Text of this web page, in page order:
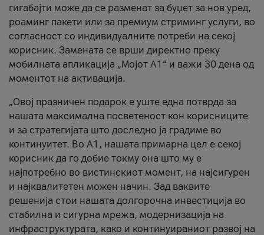
гигабајти може да се разменат за буџет за нов уред,
роаминг пакети или за премиум стриминг услуги, во
согласност со индивидуалните потреби на секој
корисник. Замената се врши директно преку
мобилната апликација „Мојот А1“ и важи 30 дена од
моментот на активација.
„Овој празничен подарок е уште една потврда за
нашата максимална посветеност кон корисниците
и за стратегијата што доследно ја градиме во
континуитет. Во А1, нашата примарна цел е секој
корисник да го добие токму она што му е
најпотребно во вистинскиот момент, на најсигурен
и најквалитетен можен начин. Зад ваквите
решенија стои нашата долгорочна инвестиција во
стабилна и сигурна мрежа, модернизација на
инфраструктурата, како и континуираниот развој на